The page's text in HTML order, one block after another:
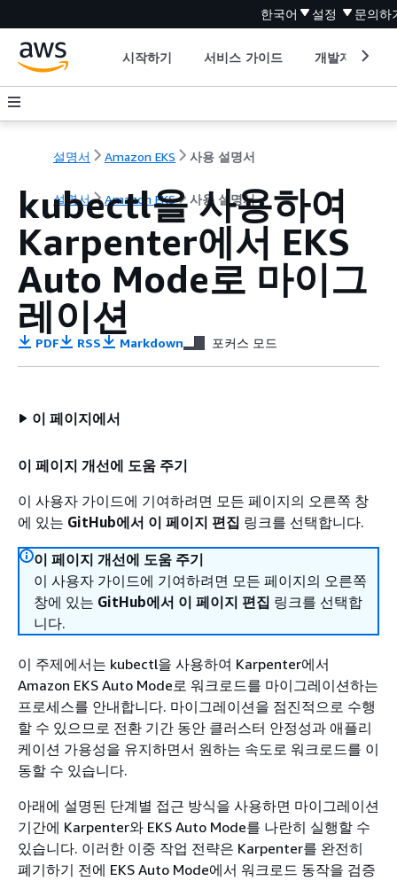
한국어 설정 문의하
시작하기 서비스 가이드 개발자 도구
설명서 Amazon EKS 사용 설명서
설명서 Amazon EKS 사용 설명서
kubectl을 사용하여
Karpenter에서 EKS
Auto Mode로 마이그
레이션
PDF RSS Markdown 포커스 모드
이 페이지에서
이 페이지 개선에 도움 주기
이 사용자 가이드에 기여하려면 모든 페이지의 오른쪽 창
에 있는 GitHub에서 이 페이지 편집 링크를 선택합니다.
이 페이지 개선에 도움 주기
이 사용자 가이드에 기여하려면 모든 페이지의 오른쪽
창에 있는 GitHub에서 이 페이지 편집 링크를 선택합
니다.
이 주제에서는 kubectl을 사용하여 Karpenter에서
Amazon EKS Auto Mode로 워크로드를 마이그레이션하는
프로세스를 안내합니다. 마이그레이션을 점진적으로 수행
할 수 있으므로 전환 기간 동안 클러스터 안정성과 애플리
케이션 가용성을 유지하면서 원하는 속도로 워크로드를 이
동할 수 있습니다.
아래에 설명된 단계별 접근 방식을 사용하면 마이그레이션
기간에 Karpenter와 EKS Auto Mode를 나란히 실행할 수
있습니다. 이러한 이중 작업 전략은 Karpenter를 완전히
폐기하기 전에 EKS Auto Mode에서 워크로드 동작을 검증